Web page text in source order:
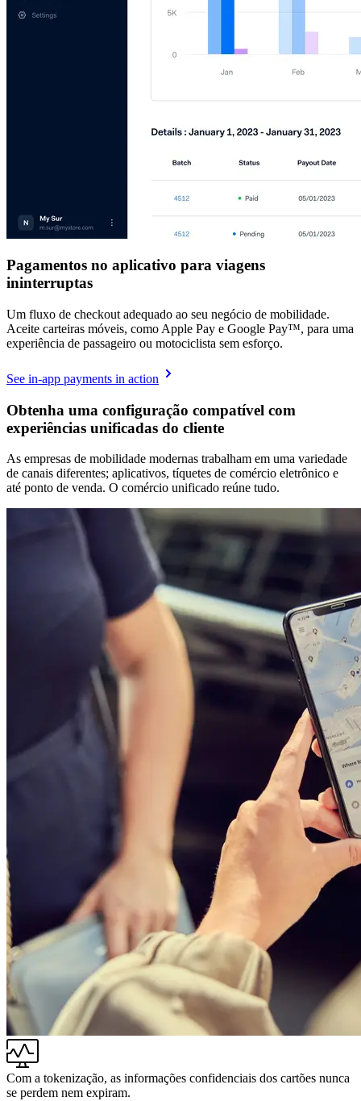
Pagamentos no aplicativo para viagens
ininterruptas
Um fluxo de checkout adequado ao seu negócio de mobilidade.
Aceite carteiras móveis, como Apple Pay e Google Pay™️, para uma
experiência de passageiro ou motociclista sem esforço.
See in-app payments in action
Obtenha uma configuração compatível com
experiências unificadas do cliente
As empresas de mobilidade modernas trabalham em uma variedade
de canais diferentes; aplicativos, tíquetes de comércio eletrônico e
até ponto de venda. O comércio unificado reúne tudo.
Com a tokenização, as informações confidenciais dos cartões nunca
se perdem nem expiram.